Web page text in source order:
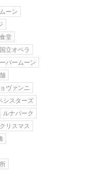
ーン
堂
立オペラ
パームーン
ヴァンニ
シスターズ
ルナパーク
リスマス